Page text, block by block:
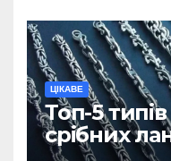
ЦІКАВЕ
Топ-5
срібних